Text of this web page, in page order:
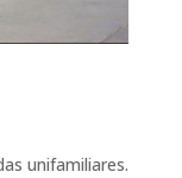
unifamiliares.